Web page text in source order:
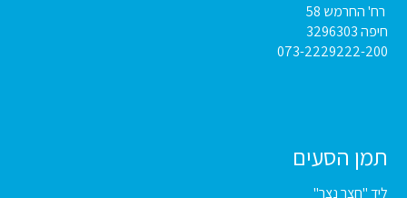
רח' החרמש 58
חיפה 3296303
073-2229222-200
תמן הסעים
ליד "חצר נצר"